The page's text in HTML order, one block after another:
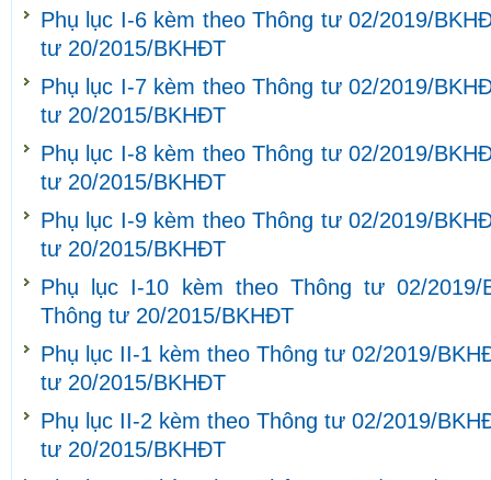
Phụ lục I-6 kèm theo Thông tư 02/2019/
tư 20/2015/BKHĐT
Phụ lục I-7 kèm theo Thông tư 02/2019/
tư 20/2015/BKHĐT
Phụ lục I-8 kèm theo Thông tư 02/2019/
tư 20/2015/BKHĐT
Phụ lục I-9 kèm theo Thông tư 02/2019/
tư 20/2015/BKHĐT
Phụ lục I-10 kèm theo Thông tư 02/
Thông tư 20/2015/BKHĐT
Phụ lục II-1 kèm theo Thông tư 02/2019/
tư 20/2015/BKHĐT
Phụ lục II-2 kèm theo Thông tư 02/2019/
tư 20/2015/BKHĐT